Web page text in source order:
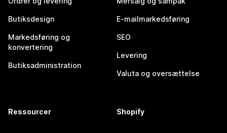
Butiksdesign
Markedsføring og
konvertering
Butiksadministration
E-mailmarkedsføring
SEO
Levering
Valuta og oversættelse
Ressourcer Shopify